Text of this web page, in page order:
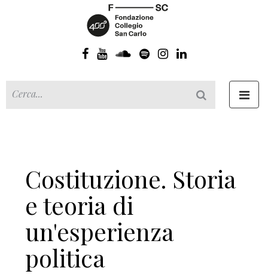
Costituzione. Storia
e teoria di
un'esperienza
politica